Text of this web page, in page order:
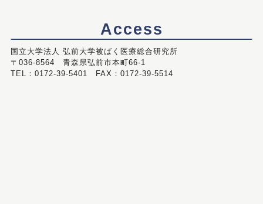
Access
国立大学法人 弘前大学被ばく医療総合研究所
〒036-8564 青森県弘前市本町66-1
TEL：0172-39-5401 FAX：0172-39-5514